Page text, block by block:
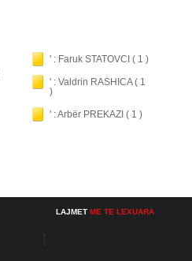
' : Faruk STATOVCI ( 1 )
' : Valdrin RASHICA ( 1
)
' : Arbër PREKAZI ( 1 )
LAJMET ME TE LEXUARA